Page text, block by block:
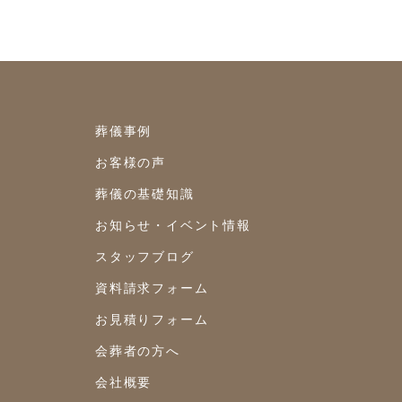
2021年5月
2021年1月
2020年12月
2020年11月
2020年10月
葬儀事例
お客様の声
葬儀の基礎知識
お知らせ・イベント情報
スタッフブログ
資料請求フォーム
お見積りフォーム
会葬者の方へ
会社概要